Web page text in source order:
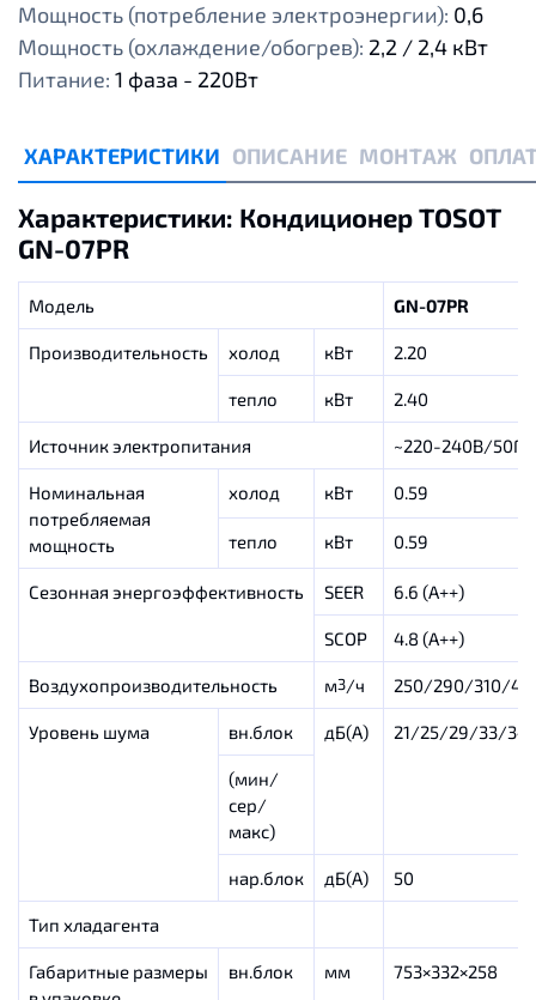
Мощность (потребление электроэнергии): 0,6
Мощность (охлаждение/обогрев): 2,2 / 2,4 кВт
Питание: 1 фаза - 220Вт
ХАРАКТЕРИСТИКИ ОПИСАНИЕ МОНТАЖ
Характеристики: Кондиционер TOSOT
GN-07PR
Модель GN-07PR
Производительность холод кВт 2.20
тепло кВт 2.40
Источник электропитания ~220-240В/
Номинальная
потребляемая
мощность
холод кВт 0.59
тепло кВт 0.59
Сезонная энергоэффективность SEER 6.6 (А++)
SCOP 4.8 (A++)
Воздухопроизводительность м3/ч 250/290/310/
Уровень шума вн.блок дБ(А) 21/25/29/33/
(мин/
сер/
макс)
нар.блок дБ(А) 50
Тип хладагента
Габаритные размеры
вн.блок мм 753×332×258